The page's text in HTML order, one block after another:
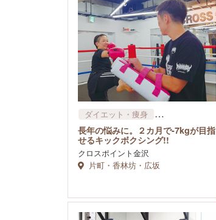
ダイエット・痩身
スポーツスクール・ジム
長年の悩みに。２カ月で-7kgが目指
せるキックボクシング!!
クロスポイント金沢
片町・香林坊・広坂